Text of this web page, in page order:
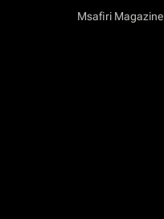
Msafiri Magazine